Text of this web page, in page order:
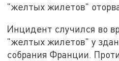
"желтых жилетов"
Инцидент случился во
"желтых жилетов" у
собрания Франции.